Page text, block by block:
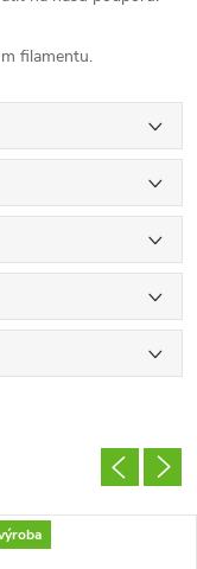
filamentu.